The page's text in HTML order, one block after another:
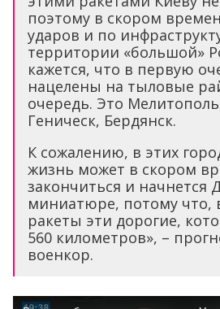
поэтому в скором
ударов и по
территории «большой»
кажется, что в первую
нацелены на тыловые
очередь. Это
Геническ, Бердянск.
К сожалению, в этих
жизнь может в скором
закончиться и начнется
миниатюре, потому что,
ракеты эти дорогие,
560 километров», –
военкор.